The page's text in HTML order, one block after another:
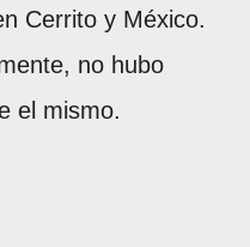
Cerrito y México.
no hubo
el mismo.